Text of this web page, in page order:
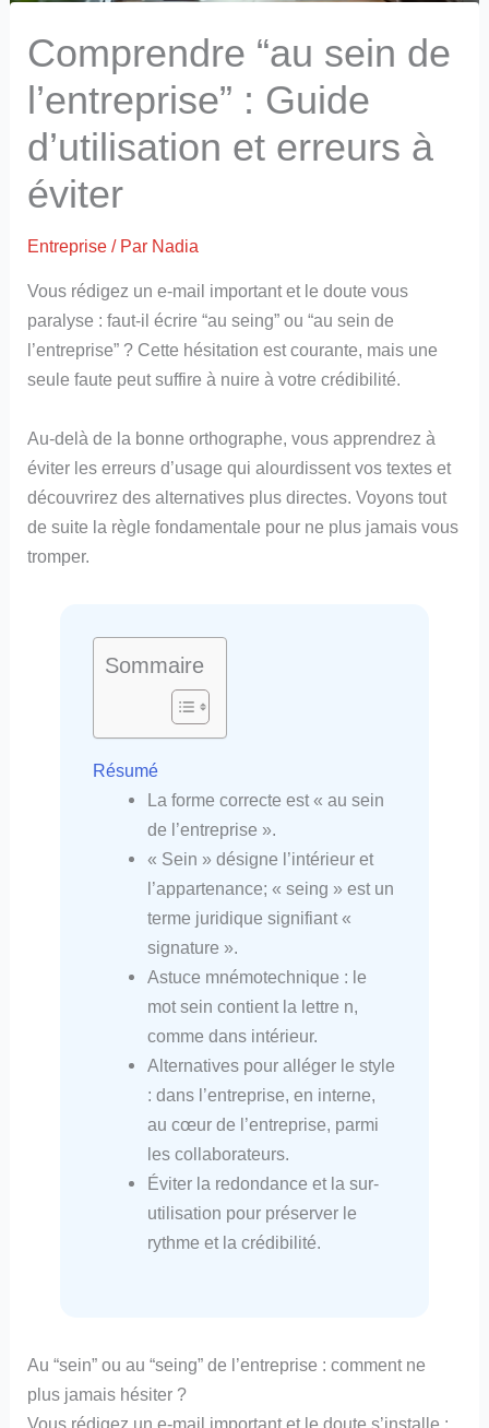
Comprendre “au sein de
l’entreprise” : Guide
d’utilisation et erreurs à
éviter
Entreprise / Par Nadia
Vous rédigez un e-mail important et le doute vous
paralyse : faut-il écrire “au seing” ou “au sein de
l’entreprise” ? Cette hésitation est courante, mais une
seule faute peut suffire à nuire à votre crédibilité.
Au-delà de la bonne orthographe, vous apprendrez à
éviter les erreurs d’usage qui alourdissent vos textes et
découvrirez des alternatives plus directes. Voyons tout
de suite la règle fondamentale pour ne plus jamais vous
tromper.
Sommaire
Résumé
La forme correcte est « au sein
de l’entreprise ».
« Sein » désigne l’intérieur et
l’appartenance; « seing » est un
terme juridique signifiant «
signature ».
Astuce mnémotechnique : le
mot sein contient la lettre n,
comme dans intérieur.
Alternatives pour alléger le style
: dans l’entreprise, en interne,
au cœur de l’entreprise, parmi
les collaborateurs.
Éviter la redondance et la sur-
utilisation pour préserver le
rythme et la crédibilité.
Au “sein” ou au “seing” de l’entreprise : comment ne
plus jamais hésiter ?
Vous rédigez un e-mail important et le doute s’installe :